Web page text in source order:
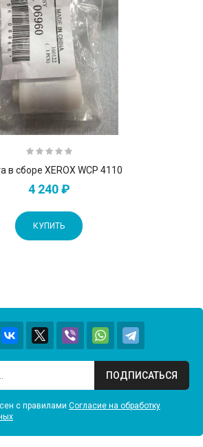
в сборе XEROX WCP 4110
4 240 ₽
КУПИТЬ
ПОДПИСАТЬСЯ
с правилами Согласие на обработку